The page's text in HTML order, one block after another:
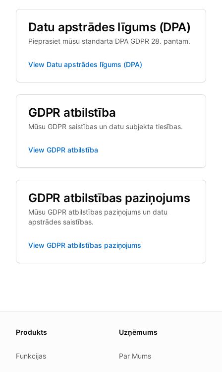
Datu apstrādes līgums (DPA)
Pieprasiet mūsu standarta DPA GDPR 28. pantam.
View Datu apstrādes līgums (DPA)
GDPR atbilstība
Mūsu GDPR saistības un datu subjekta tiesības.
View GDPR atbilstība
GDPR atbilstības paziņojums
Mūsu GDPR atbilstības paziņojums un datu
apstrādes saistības.
View GDPR atbilstības paziņojums
We update this page when our platform or the law
Produkts
Funkcijas
Uzņēmums
Par Mums